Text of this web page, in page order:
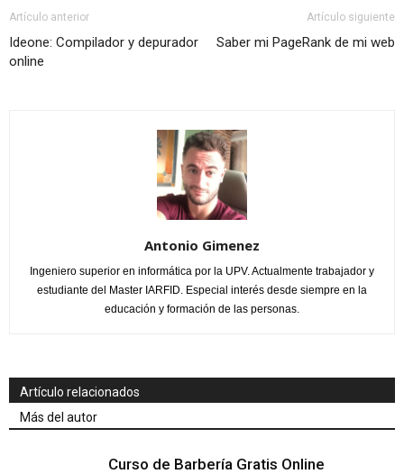
Artículo anterior
Ideone: Compilador y depurador
online
Artículo siguiente
Saber mi PageRank de mi web
Antonio Gimenez
Ingeniero superior en informática por la UPV. Actualmente trabajador y
estudiante del Master IARFID. Especial interés desde siempre en la
educación y formación de las personas.
Artículo relacionados
Más del autor
Curso de Barbería Gratis Online